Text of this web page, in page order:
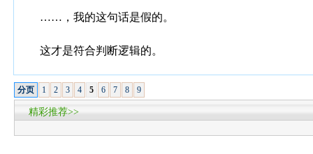
……，我的这句话是假的。
这才是符合判断逻辑的。
分页 1 2 3 4 5 6 7 8 9
精彩推荐>>